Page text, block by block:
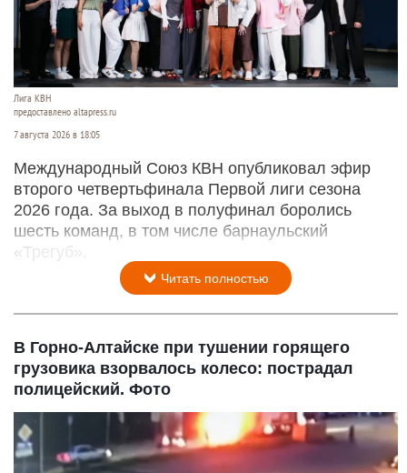
Лига КВН
предоставлено altapress.ru
7 августа 2026 в 18:05
Международный Союз КВН опубликовал эфир
второго четвертьфинала Первой лиги сезона
2026 года. За выход в полуфинал боролись
шесть команд, в том числе барнаульский
«Трегуб».
Читать полностью
В Горно-Алтайске при тушении горящего
грузовика взорвалось колесо: пострадал
полицейский. Фото